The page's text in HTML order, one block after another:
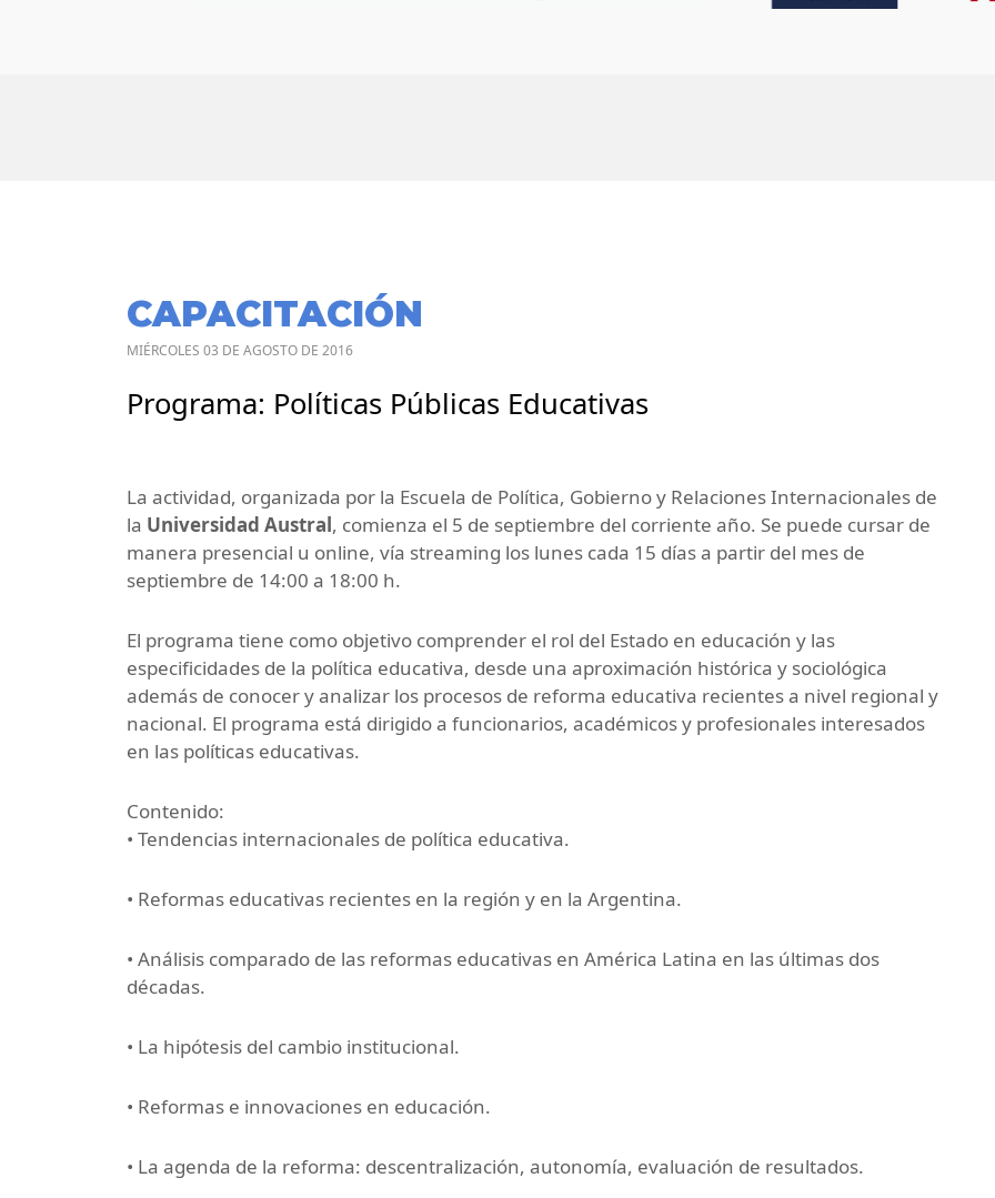
CAPACITACIÓN
MIÉRCOLES 03 DE AGOSTO DE 2016
Programa: Políticas Públicas Educativas
La actividad, organizada por la Escuela de Política, Gobierno y Relaciones Internacionales de
la Universidad Austral, comienza el 5 de septiembre del corriente año. Se puede cursar de
manera presencial u online, vía streaming los lunes cada 15 días a partir del mes de
septiembre de 14:00 a 18:00 h.
El programa tiene como objetivo comprender el rol del Estado en educación y las
especificidades de la política educativa, desde una aproximación histórica y sociológica
además de conocer y analizar los procesos de reforma educativa recientes a nivel regional y
nacional. El programa está dirigido a funcionarios, académicos y profesionales interesados
en las políticas educativas.
Contenido:
• Tendencias internacionales de política educativa.
• Reformas educativas recientes en la región y en la Argentina.
• Análisis comparado de las reformas educativas en América Latina en las últimas dos
décadas.
• La hipótesis del cambio institucional.
• Reformas e innovaciones en educación.
• La agenda de la reforma: descentralización, autonomía, evaluación de resultados.